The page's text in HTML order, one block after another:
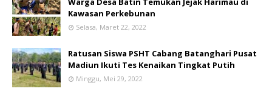
Kawasan Perkebunan
Selasa, Maret 22, 2022
Ratusan Siswa PSHT Cabang Batanghari Pusat
Madiun Ikuti Tes Kenaikan Tingkat Putih
Minggu, Mei 29, 2022